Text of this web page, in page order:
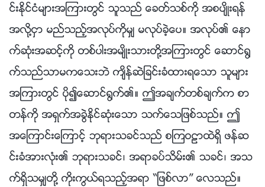
င္းႏိုင္ငံမ်ားအၾကားတြင္ သူသည္ ေခတ္သစ္ကို အစပ်ိဳးရန္
အလို႔ငွာ မည္သည့္အလုပ္ကိုမွ် မလုပ္ခဲ့ေပ။ အလုပ္၏ ေနာ
က္ဆုံးအဆင့္ကို တစ္ပါးအမ်ိဳးသားတို႔အၾကားတြင္ ေဆာင္႐ြ
က္သည္သာမကေသးဘဲ က်ိန္ဆဲျခင္းခံထားရေသာ သူမ်ား
အၾကားတြင္ ပို၍ေဆာင္႐ြက္၏။ ဤအခ်က္တစ္ခ်က္က စာ
တန္ကို အရွက္အခြဲႏိုင္ဆုံးေသာ သက္ေသျဖစ္သည္။ ဤ
အေၾကာင္းေၾကာင့္ ဘုရားသခင္သည္ စၾကဝဠာထဲရွိ ဖန္ဆ
င္းခံအားလုံး၏ ဘုရားသခင္၊ အရာခပ္သိမ္း၏ သခင္၊ အသ
က္ရွိသမွ်တို႔ ကိုးကြယ္ရသည့္အရာ “ျဖစ္လာ” ေလသည္။